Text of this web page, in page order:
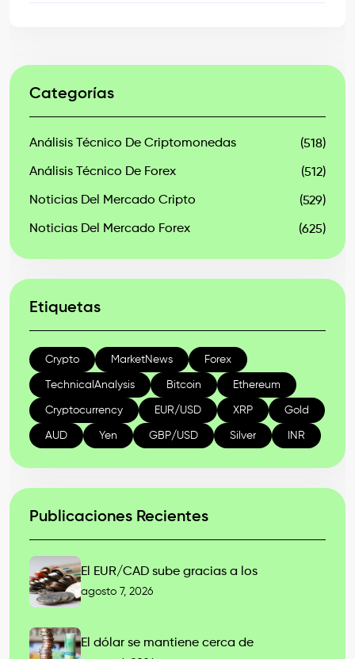
Categorías
Análisis Técnico De Criptomonedas (518)
Análisis Técnico De Forex (512)
Noticias Del Mercado Cripto (529)
Noticias Del Mercado Forex (625)
Etiquetas
Crypto MarketNews Forex
TechnicalAnalysis Bitcoin Ethereum
Cryptocurrency EUR/USD XRP Gold
AUD Yen GBP/USD Silver INR
Publicaciones Recientes
El EUR/CAD sube gracias a los
agosto 7, 2026
El dólar se mantiene cerca de